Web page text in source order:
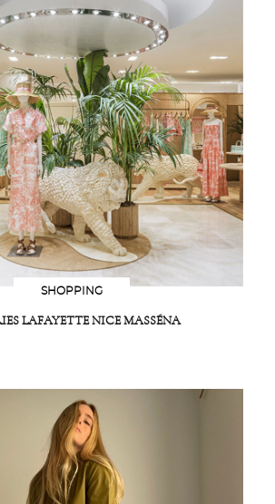
SHOPPING
LAFAYETTE NICE MASSÉNA